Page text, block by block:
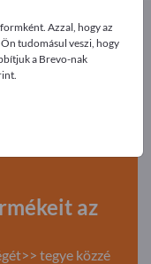
Üzleti kapcsolatok
az
tegye közzé
Azzal, hogy az
tudomásul veszi, hogy
a Brevo-nak